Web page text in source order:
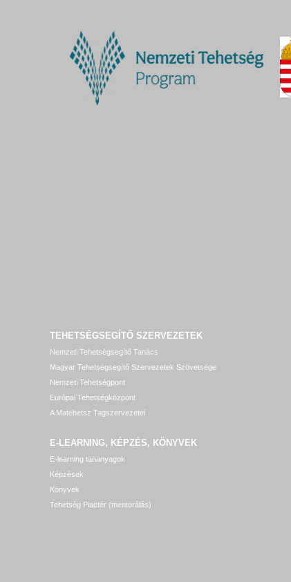
TEHETSÉGSEGÍTŐ SZERVEZETEK
Nemzeti Tehetségsegítő Tanács
Magyar Tehetségsegítő Szervezetek Szövetsége
Nemzeti Tehetségpont
Európai Tehetségközpont
A Matehetsz Tagszervezetei
E-LEARNING, KÉPZÉS, KÖNYVEK
E-learning tananyagok
Képzések
Könyvek
Tehetség Piactér (mentorálás)